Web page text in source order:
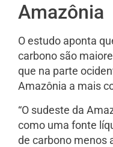
Amazônia
O estudo aponta
carbono são
que na parte
Amazônia a mais
“O sudeste da
como uma fonte
de carbono menos